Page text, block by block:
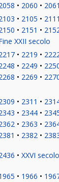
2060 2061
2105 2111
2151
XXII secolo
2219
2249
2269
2311
2344
2363
2382
XXVI secolo
1966